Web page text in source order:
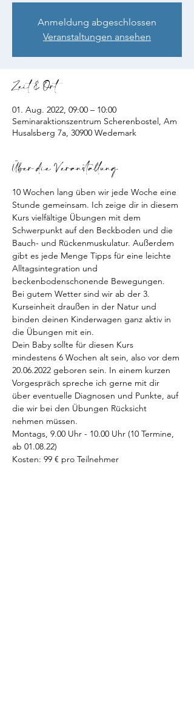
Anmeldung abgeschlossen
Veranstaltungen ansehen
Zeit & Ort
01. Aug. 2022, 09:00 – 10:00
Seminaraktionszentrum Scherenbostel, Am
Husalsberg 7a, 30900 Wedemark
Über die Veranstaltung
10 Wochen lang üben wir jede Woche eine
Stunde gemeinsam. Ich zeige dir in diesem
Kurs vielfältige Übungen mit dem
Schwerpunkt auf den Beckboden und die
Bauch- und Rückenmuskulatur. Außerdem
gibt es jede Menge Tipps für eine leichte
Alltagsintegration und
beckenbodenschonende Bewegungen.
Bei gutem Wetter sind wir ab der 3.
Kurseinheit draußen in der Natur und
binden deinen Kinderwagen ganz aktiv in
die Übungen mit ein.
Dein Baby sollte für diesen Kurs
mindestens 6 Wochen alt sein, also vor dem
20.06.2022 geboren sein. In einem kurzen
Vorgespräch spreche ich gerne mit dir
über eventuelle Diagnosen und Punkte, auf
die wir bei den Übungen Rücksicht
nehmen müssen.
Montags, 9.00 Uhr - 10.00 Uhr (10 Termine,
ab 01.08.22)
Kosten: 99 € pro Teilnehmer